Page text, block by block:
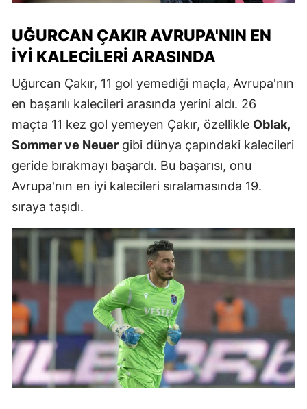
UĞURCAN ÇAKIR AVRUPA'NIN EN
İYI KALECILERI ARASINDA
Uğurcan Çakır, 11 gol yemediği maçla, Avrupa'nın
en başarılı kalecileri arasında yerini aldı. 26
maçta 11 kez gol yemeyen Çakır, özellikle Oblak,
Sommer ve Neuer gibi dünya çapındaki kalecileri
geride bırakmayı başardı. Bu başarısı, onu
Avrupa'nın en iyi kalecileri sıralamasında 19.
sıraya taşıdı.